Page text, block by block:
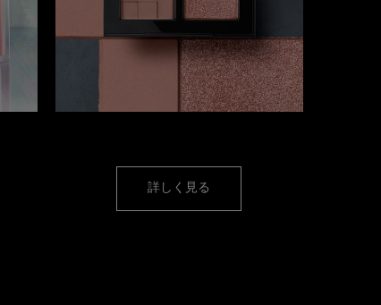
詳しく見る